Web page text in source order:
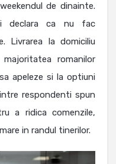
de dinainte.
declara ca nu fac
Livrarea la domiciliu
romanilor
apeleze si la optiuni
respondenti spun
a ridica comenzile,
in randul tinerilor.